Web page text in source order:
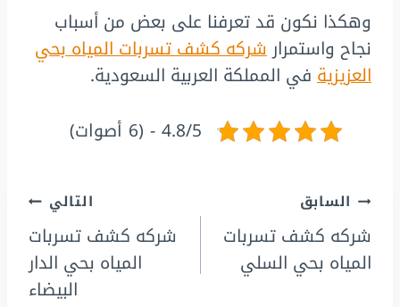
وهكذا نكون قد تعرفنا على بعض من أسباب
نجاح واستمرارشركه كشف تسربات المياه بحي
العزيزيةفي المملكة العربية السعودية.
4.8/5 - (6 أصوات)
تصفّح
المقالات
السابق
شركه كشف تسربات
المياه بحي السلي
التالي
شركه كشف تسربات
المياه بحي الدار
البيضاء